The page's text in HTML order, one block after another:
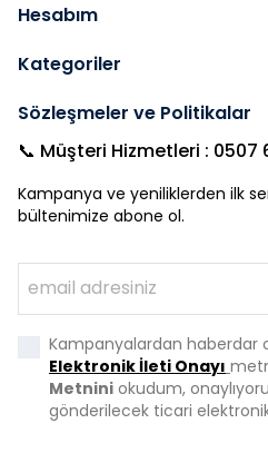
Hesabım
Kategoriler
Sözleşmeler ve Politikalar
📞 Müşteri Hizmetleri : 0507
Kampanya ve yeniliklerden ilk
bültenimize abone ol.
Kampanyalardan haberdar
Elektronik İleti Onayı
Metnini okudum,
gönderilecek ticari